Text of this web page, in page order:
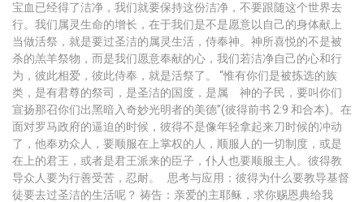
宝血已经得了洁净，我们就要保持这份洁净，不要跟随这个世界去
行。我们属灵生命的增长，在于我们是不是愿意以自己的身体献上
当做活祭，就是要过圣洁的属灵生活，侍奉神。神所喜悦的不是被
杀的羔羊祭物，而是我们愿意奉献的心，我们若洁净自己的心和行
为，彼此相爱，彼此侍奉，就是活祭了。 “惟有你们是被拣选的族
类，是有君尊的祭司，是圣洁的国度，是属 神的子民，要叫你们
宣扬那召你们出黑暗入奇妙光明者的美德”(彼得前书 2:9 和合本)。在
面对罗马政府的逼迫的时候，彼得不是像年轻拿起来刀时候的冲动
了，他奉劝众人，要顺服在上掌权的人，顺服人的一切制度，或是
在上的君王，或者是君王派来的臣子，仆人也要顺服主人。彼得教
导众人要为行善受苦，忍耐。 思考与应用：彼得为什么要教导基督
徒要去过圣洁的生活呢？ 祷告：亲爱的主耶稣，求你赐恩典给我